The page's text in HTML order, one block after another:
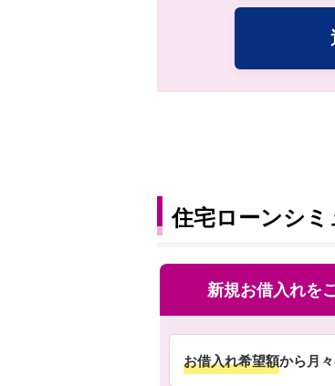
住宅ローンシ
新規お借入れを
お借入れ希望額から月